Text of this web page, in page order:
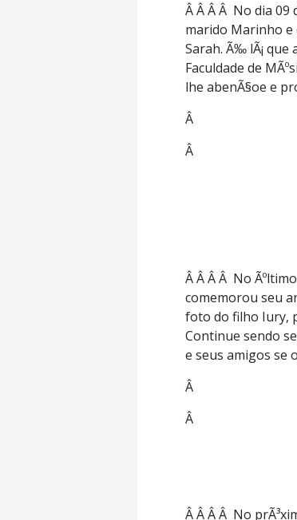
Â Â Â Â No dia 09
marido Marinho e
Sarah. Ã‰ lÃ¡ que
Faculdade de
lhe abenÃ§oe e
Â
Â
Â Â Â Â No
comemorou seu
foto do filho Iury,
Continue sendo
e seus amigos se
Â
Â
Â Â Â Â No